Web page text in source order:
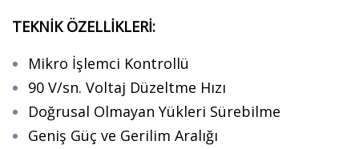
TEKNİK ÖZELLİKLERİ:
Mikro İşlemci Kontrollü
90 V/sn. Voltaj Düzeltme Hızı
Doğrusal Olmayan Yükleri Sürebilme
Geniş Güç ve Gerilim Aralığı